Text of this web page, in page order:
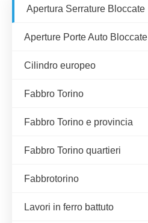
Apertura Serrature Bloccate
Aperture Porte Auto Bloccate
Cilindro europeo
Fabbro Torino
Fabbro Torino e provincia
Fabbro Torino quartieri
Fabbrotorino
Lavori in ferro battuto